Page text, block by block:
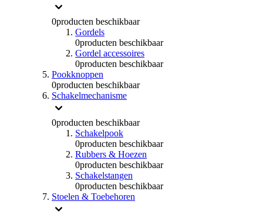
0producten beschikbaar
Gordels
0producten beschikbaar
Gordel accessoires
0producten beschikbaar
Pookknoppen
0producten beschikbaar
Schakelmechanisme
0producten beschikbaar
Schakelpook
0producten beschikbaar
Rubbers & Hoezen
0producten beschikbaar
Schakelstangen
0producten beschikbaar
Stoelen & Toebehoren